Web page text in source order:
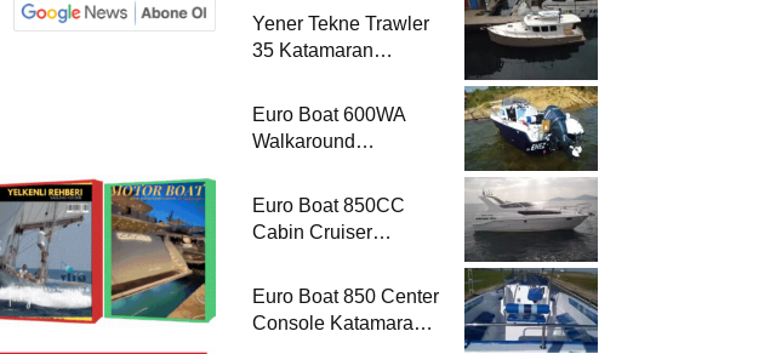
Yener Tekne Trawler
35 Katamaran
Euro Boat 600WA
Walkaround
Euro Boat 850CC
Cabin Cruiser
Euro Boat 850 Center
Console Katamaran